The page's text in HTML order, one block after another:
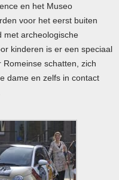
en het Museo
voor het eerst buiten
met archeologische
kinderen is er een speciaal
schatten, zich
dame en zelfs in contact